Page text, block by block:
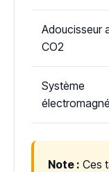
Adoucisseur
CO2
Système
Note : Ces